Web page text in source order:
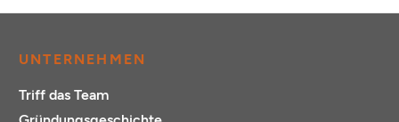
UNTERNEHMEN
Triff das Team